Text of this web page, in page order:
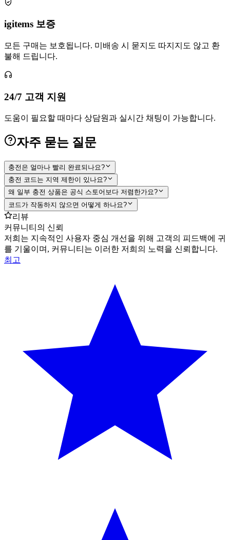
igitems 보증
모든 구매는 보호됩니다. 미배송 시 묻지도 따지지도 않고 환
불해 드립니다.
24/7 고객 지원
도움이 필요할 때마다 상담원과 실시간 채팅이 가능합니다.
자주 묻는 질문
충전은 얼마나 빨리 완료되나요?
충전 코드는 지역 제한이 있나요?
왜 일부 충전 상품은 공식 스토어보다 저렴한가요?
코드가 작동하지 않으면 어떻게 하나요?
리뷰
커뮤니티의 신뢰
저희는 지속적인 사용자 중심 개선을 위해 고객의 피드백에 귀
를 기울이며, 커뮤니티는 이러한 저희의 노력을 신뢰합니다.
최고